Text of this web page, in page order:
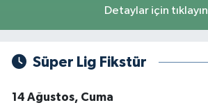
Detaylar için tıklayın
Süper Lig Fikstür
14 Ağustos, Cuma